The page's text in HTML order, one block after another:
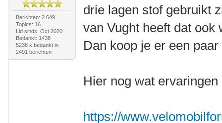
Berichten: 2.649
Topics: 16
Lid sinds: Oct 2020
Bedankt: 1438
5238 x bedankt in
2491 berichten
drie lagen stof gebruikt
van Vught heeft dat ook
Dan koop je er een
Hier nog wat
https://